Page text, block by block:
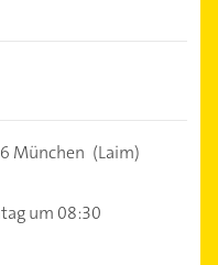
München (Laim)
um 08:30